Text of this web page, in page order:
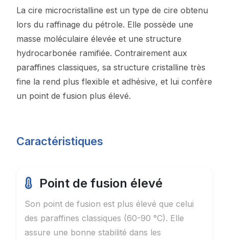
La cire microcristalline est un type de cire obtenu
lors du raffinage du pétrole. Elle possède une
masse moléculaire élevée et une structure
hydrocarbonée ramifiée. Contrairement aux
paraffines classiques, sa structure cristalline très
fine la rend plus flexible et adhésive, et lui confère
un point de fusion plus élevé.
Caractéristiques
Point de fusion élevé
Son point de fusion est plus élevé que celui
des paraffines classiques (60-90 °C). Elle
assure une bonne stabilité dans les